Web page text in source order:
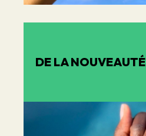
DE LA NOUVEAUTÉ